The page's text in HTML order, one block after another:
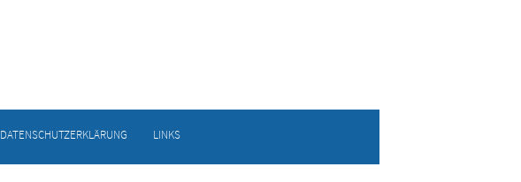
DATENSCHUTZERKLÄRUNG LINKS